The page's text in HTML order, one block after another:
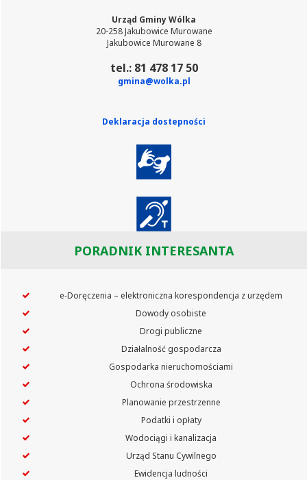
Urząd Gminy Wólka
20-258 Jakubowice Murowane
Jakubowice Murowane 8
tel.: 81 478 17 50
gmina@wolka.pl
Deklaracja dostepności
PORADNIK INTERESANTA
e‑Doręczenia – elektroniczna korespondencja z urzędem
Dowody osobiste
Drogi publiczne
Działalność gospodarcza
Gospodarka nieruchomościami
Ochrona środowiska
Planowanie przestrzenne
Podatki i opłaty
Wodociągi i kanalizacja
Urząd Stanu Cywilnego
Ewidencja ludności